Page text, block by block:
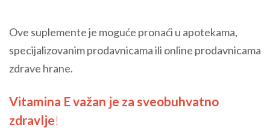
Ove suplemente je moguće pronaći u apotekama,
specijalizovanim prodavnicama ili online prodavnicama
zdrave hrane.
Vitamina E važan je za sveobuhvatno
zdravlje!